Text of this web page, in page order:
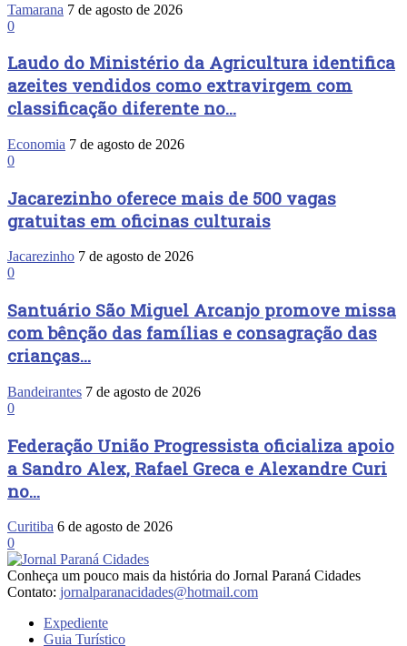
Tamarana 7 de agosto de 2026
0
Laudo do Ministério da Agricultura identifica
azeites vendidos como extravirgem com
classificação diferente no...
Economia 7 de agosto de 2026
0
Jacarezinho oferece mais de 500 vagas
gratuitas em oficinas culturais
Jacarezinho 7 de agosto de 2026
0
Santuário São Miguel Arcanjo promove missa
com bênção das famílias e consagração das
crianças...
Bandeirantes 7 de agosto de 2026
0
Federação União Progressista oficializa apoio
a Sandro Alex, Rafael Greca e Alexandre Curi
no...
Curitiba 6 de agosto de 2026
0
Conheça um pouco mais da história do Jornal Paraná Cidades
Contato: jornalparanacidades@hotmail.com
Expediente
Guia Turístico